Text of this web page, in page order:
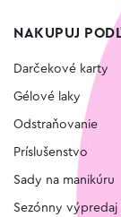
NAKUPUJ
Darčekové karty
Gélové laky
Odstraňovanie
Príslušenstvo
Sady na manikúru
Sezónny výpredaj